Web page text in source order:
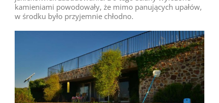
kamieniami powodowały, że mimo panujących upałów,
w środku było przyjemnie chłodno.